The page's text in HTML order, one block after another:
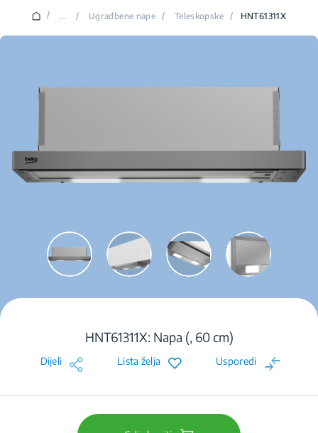
/ ... / Ugradbene nape / Teleskopske / HNT61311X
HNT61311X: Napa (, 60 cm)
Dijeli Lista želja Usporedi